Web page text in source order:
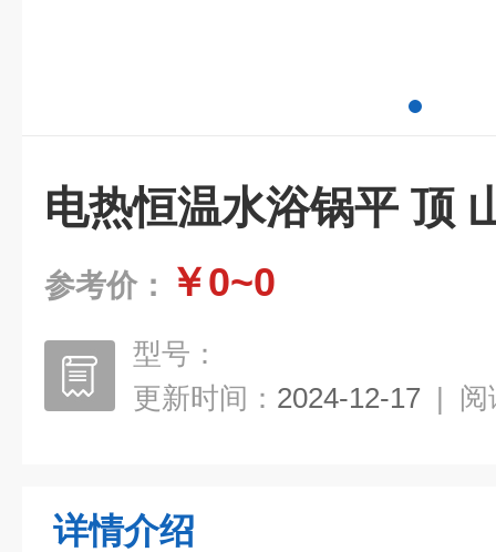
电热恒温水浴锅平 顶
参考价： ￥0~0
型号：
更新时间： 2024-12-17 | 阅
详情介绍